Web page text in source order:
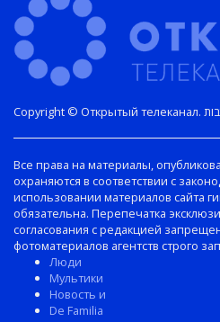
Все права на материалы,
охраняются в соответствии с
использовании материалов сайта
обязательна. Перепечатка
согласования с редакцией
фотоматериалов агентств строго
Люди
Мультики
Новость и
De Familia